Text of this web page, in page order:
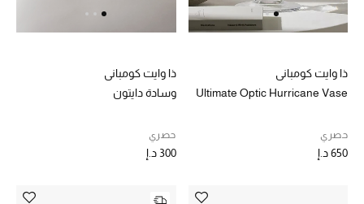
ذا وايت كومباني
Ultimate Optic Hurricane Vase
حصري
650 د.إ
ذا وايت كومباني
وسادة دايتون
حصري
300 د.إ